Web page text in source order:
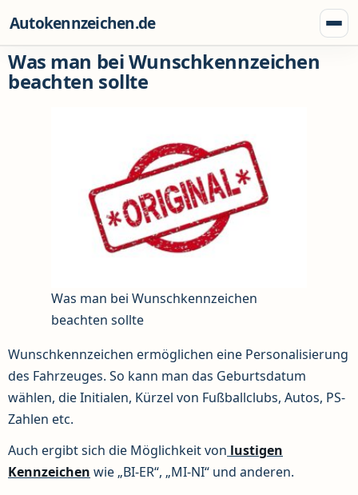
Autokennzeichen.de
Was man bei Wunschkennzeichen
beachten sollte
Was man bei Wunschkennzeichen
beachten sollte
Wunschkennzeichen ermöglichen eine Personalisierung
des Fahrzeuges. So kann man das Geburtsdatum
wählen, die Initialen, Kürzel von Fußballclubs, Autos, PS-
Zahlen etc.
Auch ergibt sich die Möglichkeit von lustigen
Kennzeichen wie „BI-ER“, „MI-NI“ und anderen.